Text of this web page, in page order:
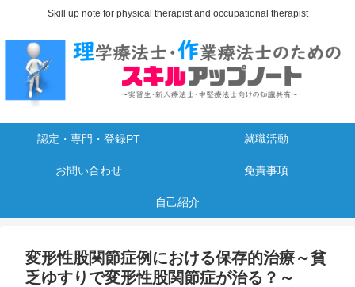
Skill up note for physical therapist and occupational therapist
認定・専門・登録PT 就職活動
お問い合わせ 免責事項
自己紹介
変形性股関節症例における保存的治療～貧
乏ゆすりで変形性股関節症が治る？～